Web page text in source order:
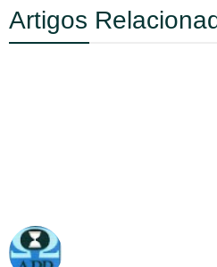
Artigos